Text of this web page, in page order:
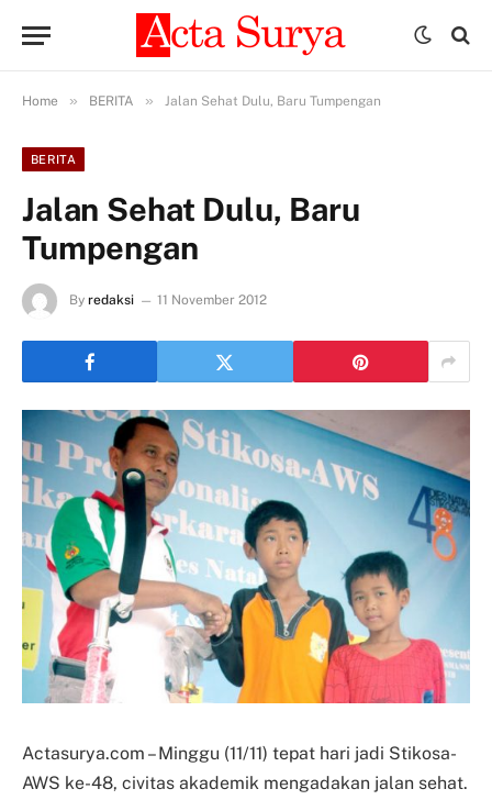
Home » BERITA » Jalan Sehat Dulu, Baru Tumpengan
BERITA
Jalan Sehat Dulu, Baru
Tumpengan
By redaksi 11 November 2012
Actasurya.com – Minggu (11/11) tepat hari jadi Stikosa-
AWS ke-48, civitas akademik mengadakan jalan sehat.